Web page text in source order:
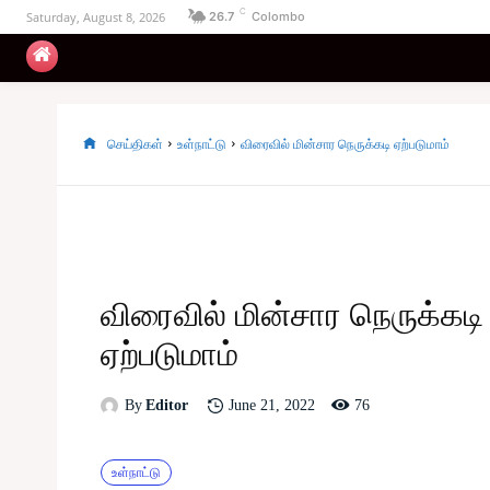
Saturday, August 8, 2026 26.7 C Colombo
செய்திகள் உள்நாட்டு விரைவில் மின்சார நெருக்கடி ஏற்படுமாம்
விரைவில் மின்சார நெருக்கடி
ஏற்படுமாம்
By Editor June 21, 2022 76
உள்நாட்டு